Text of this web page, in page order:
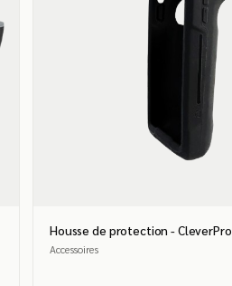
Housse de protection - CleverPro
Accessoires